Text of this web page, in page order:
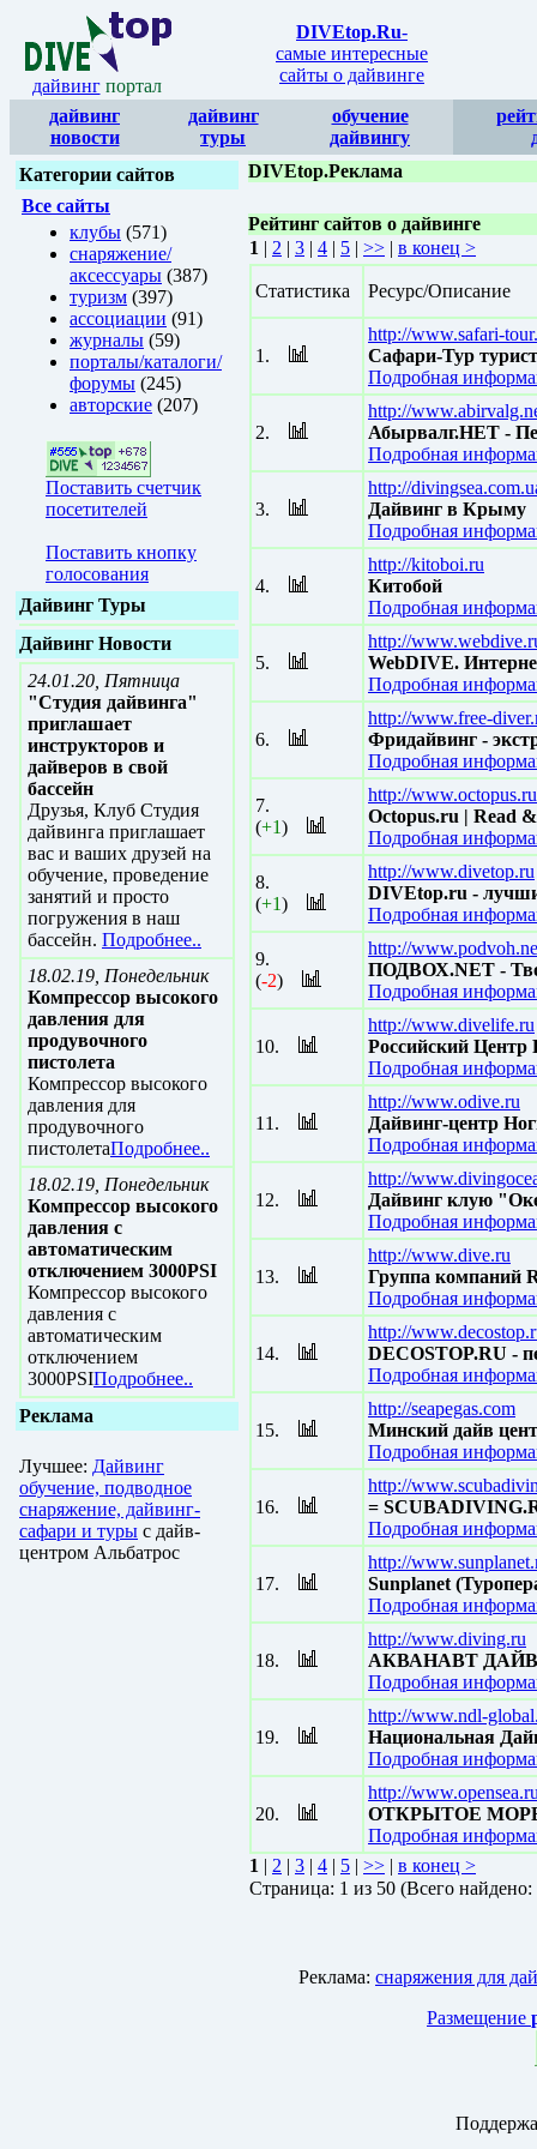
дайвинг портал
DIVEtop.Ru-
самые интересные
сайты о дайвинге
дайвинг
новости
дайвинг
туры
обучение
дайвингу
Категории сайтов
Все сайты
клубы (571)
снаряжение/
аксессуары (387)
туризм (397)
ассоциации (91)
журналы (59)
порталы/каталоги/
форумы (245)
авторские (207)
Поставить счетчик
посетителей
Поставить кнопку
голосования
Дайвинг Туры
Дайвинг Новости
24.01.20, Пятница
"Студия дайвинга"
приглашает
инструкторов и
дайверов в свой
бассейн
Друзья, Клуб Студия
дайвинга приглашает
вас и ваших друзей на
обучение, проведение
занятий и просто
погружения в наш
бассейн. Подробнее..
18.02.19, Понедельник
Компрессор высокого
давления для
продувочного
пистолета
Компрессор высокого
давления для
продувочного
пистолетаПодробнее..
18.02.19, Понедельник
Компрессор высокого
давления с
автоматическим
отключением 3000PSI
Компрессор высокого
давления с
автоматическим
отключением
3000PSIПодробнее..
Реклама
Лучшее: Дайвинг
обучение, подводное
снаряжение, дайвинг-
сафари и туры с дайв-
центром Альбатрос
DIVEtop.Реклама
Рейтинг сайтов о дайвинге
1 | 2 | 3 | 4 | 5 | >> | в конец >
Статистика Ресурс/Описание
1.
http://www.safari-
Сафари-Тур
Подробная
2.
http://
Абырвалг.НЕТ -
Подробная
3.
http://
Дайвинг в Крыму
Подробная
4.
http://kitoboi.ru
Китобой
Подробная
5.
http://
WebDIVE.
Подробная
6.
http://www.free-
Фридайвинг -
Подробная
7.
(+1)
http://
Octopus.ru | Read
Подробная
8.
(+1)
http://www.divetop.ru
DIVEtop.ru -
Подробная
9.
(-2)
http://
ПОДВОХ.NET -
Подробная
10.
http://www.divelife.ru
Российский Центр
Подробная
11.
http://www.odive.ru
Дайвинг-центр
Подробная
12.
http://
Дайвинг клую
Подробная
13.
http://www.dive.ru
Группа компаний
Подробная
14.
http://
DECOSTOP.RU -
Подробная
15.
http://seapegas.com
Минский дайв
Подробная
16.
http://
=
Подробная
17.
http://
Sunplanet
Подробная
18.
http://www.diving.ru
АКВАНАВТ
Подробная
19.
http://www.ndl-
Национальная
Подробная
20.
http://
ОТКРЫТОЕ МОРЕ -
Подробная
1 | 2 | 3 | 4 | 5 | >> | в конец >
Страницa: 1 из 50 (Всего найдено:
Реклама: снаряжения для
Размещение